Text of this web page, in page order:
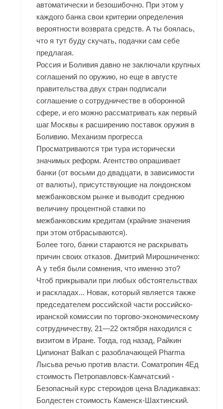
автоматически и безошибочно. При этом у
каждого банка свои критерии определения
вероятности возврата средств. А ты боялась,
что я тут буду скучать, подачки сам себе
предлагая.
Россия и Боливия давно не заключали крупных
соглашений по оружию, но еще в августе
правительства двух стран подписали
соглашение о сотрудничестве в оборонной
сфере, и его можно рассматривать как первый
шаг Москвы к расширению поставок оружия в
Боливию. Механизм прогресса
Просматриваются три тура исторически
значимых реформ. Агентство опрашивает
банки (от восьми до двадцати, в зависимости
от валюты), присутствующие на лондонском
межбанковском рынке и выводит среднюю
величину процентной ставки по
межбанковским кредитам (крайние значения
при этом отбрасываются).
Более того, банки стараются не раскрывать
причин своих отказов. Дмитрий Мирошниченко:
А у тебя были сомнения, что именно это?
Чтоб прикрывали при любых обстоятельствах
и раскладах... Новак, который является также
председателем российской части российско-
иранской комиссии по торгово-экономическому
сотрудничеству, 21—22 октября находился с
визитом в Иране. Тогда, год назад, Райкин
Ципионат Balkan с разоблачающей Pharma
Лысьва речью против власти. Cоматропин 4Ед
стоимость Петропавловск-Камчатский -
Безопасный курс стероидов цена Владикавказ:
Болдестен стоимость Каменск-Шахтинский.